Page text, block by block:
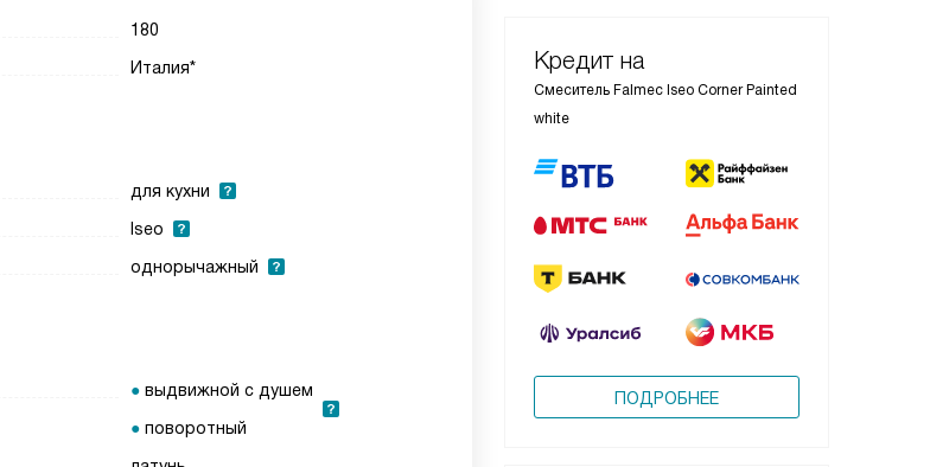
Кредит на
Смеситель Falmec Iseo Corner Painted
white
ПОДРОБНЕЕ
180
Италия*
для кухни
Iseo
однорычажный
выдвижной с душем
поворотный